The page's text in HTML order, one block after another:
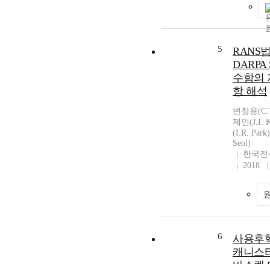
5
RANS
DARPA
수함의
항 해석
변창용
제인(J.I.
(I.R.
Seol)
한국
2018
6
사용후
캐니스